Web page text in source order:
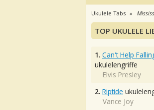
Ukulele Tabs
TOP UKULELE
1. Can't Help
ukulelengriffe
Elvis Presley
2. Riptide
Vance Joy